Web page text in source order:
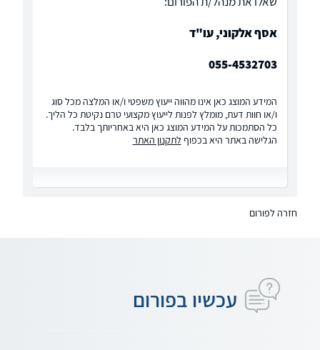
אסף אלקוני, עו"ד
055-4532703
המידע המוצג כאן אינו מהווה ייעוץ משפטי ו/או המלצה מכל סוג
ו/או חוות דעת, מומלץ לפנות לייעוץ מקצועי טרם נקיטת כל הליך.
כל הסתמכות על המידע המוצג כאן היא באחריותך בלבד.
הגלישה באתר היא בכפוף לתקנון האתר
חזרה לפורום
עכשיו בפורום